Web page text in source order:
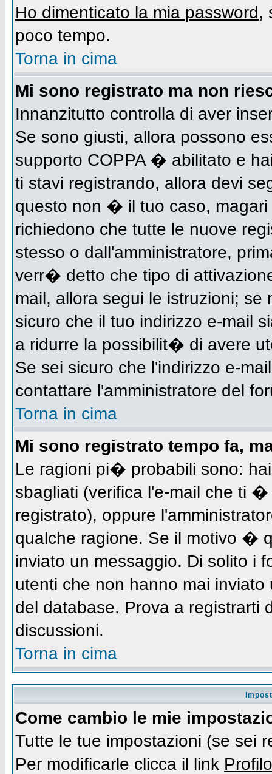
Ho dimenticato la mia password,
poco tempo.
Torna in cima
Mi sono registrato ma non
Innanzitutto controlla di aver
Se sono giusti, allora possono
supporto COPPA � abilitato e
ti stavi registrando, allora devi
questo non � il tuo caso,
richiedono che tutte le nuove
stesso o dall'amministratore,
verr� detto che tipo di
mail, allora segui le istruzioni;
sicuro che il tuo indirizzo e-mail
a ridurre la possibilit� di avere
Se sei sicuro che l'indirizzo e-
contattare l'amministratore del
Torna in cima
Mi sono registrato tempo fa,
Le ragioni pi� probabili sono:
sbagliati (verifica l'e-mail che ti
registrato), oppure
qualche ragione. Se il motivo �
inviato un messaggio. Di solito i
utenti che non hanno mai
del database. Prova a registrarti
discussioni.
Torna in cima
Come cambio le mie
Tutte le tue impostazioni (se sei
Per modificarle clicca il link Profilo